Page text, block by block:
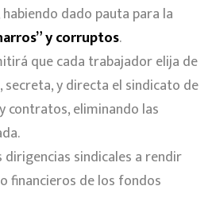
dado pauta para la
y corruptos.
que cada trabajador elija de
secreta, y directa el sindicato de
contratos, eliminando las
sindicales a rendir
financieros de los fondos